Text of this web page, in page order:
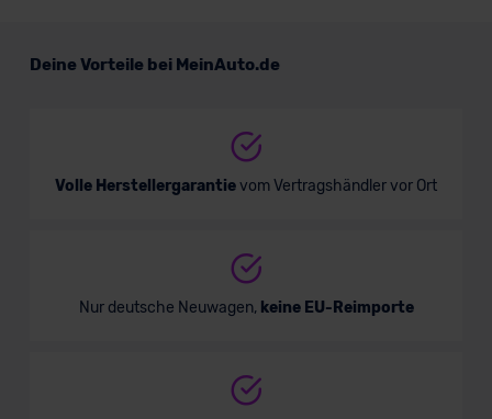
Deine Vorteile bei MeinAuto.de
Volle Herstellergarantievom Vertragshändler vor Ort
Nur deutsche Neuwagen, keine EU-Reimporte